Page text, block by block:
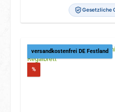
Gesetzliche
versandkostenfrei DE Festland
%Rabatt